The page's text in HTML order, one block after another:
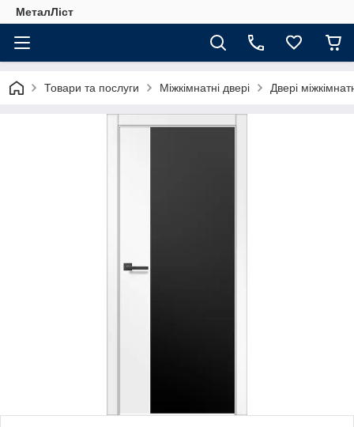
МеталЛіст
Товари та послуги Міжкімнатні двері Двері